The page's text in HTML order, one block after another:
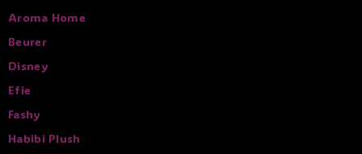
Aroma Home
Beurer
Disney
Efie
Fashy
Habibi Plush